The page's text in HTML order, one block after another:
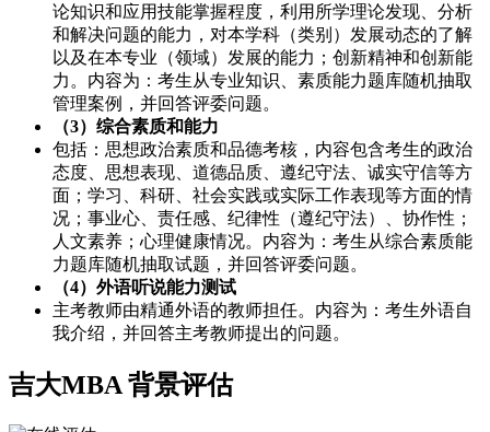
论知识和应用技能掌握程度，利用所学理论发现、分析
和解决问题的能力，对本学科（类别）发展动态的了解
以及在本专业（领域）发展的能力；创新精神和创新能
力。内容为：考生从专业知识、素质能力题库随机抽取
管理案例，并回答评委问题。
（3）综合素质和能力
包括：思想政治素质和品德考核，内容包含考生的政治
态度、思想表现、道德品质、遵纪守法、诚实守信等方
面；学习、科研、社会实践或实际工作表现等方面的情
况；事业心、责任感、纪律性（遵纪守法）、协作性；
人文素养；心理健康情况。内容为：考生从综合素质能
力题库随机抽取试题，并回答评委问题。
（4）外语听说能力测试
主考教师由精通外语的教师担任。内容为：考生外语自
我介绍，并回答主考教师提出的问题。
吉大MBA 背景评估